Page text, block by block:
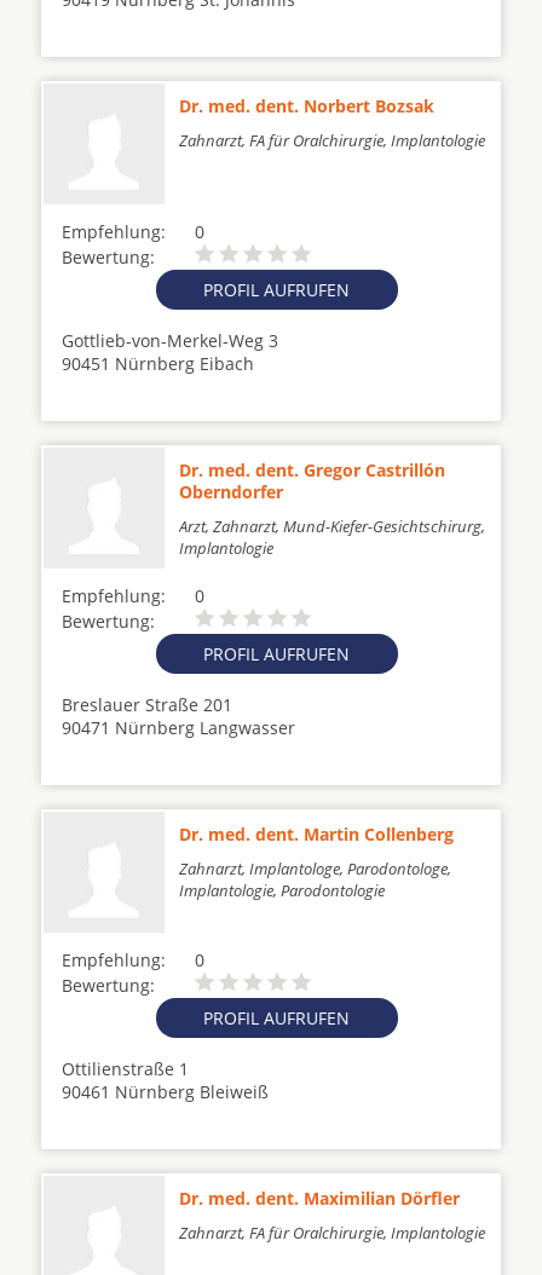
Dr. med. dent. Norbert Bozsak
Zahnarzt, FA für Oralchirurgie, Implantologie
Empfehlung:
0
Bewertung:
PROFIL AUFRUFEN
Gottlieb-von-Merkel-Weg 3
90451 Nürnberg Eibach
Dr. med. dent. Gregor Castrillón
Oberndorfer
Arzt, Zahnarzt, Mund-Kiefer-Gesichtschirurg,
Implantologie
Empfehlung:
0
Bewertung:
PROFIL AUFRUFEN
Breslauer Straße 201
90471 Nürnberg Langwasser
Dr. med. dent. Martin Collenberg
Zahnarzt, Implantologe, Parodontologe,
Implantologie, Parodontologie
Empfehlung:
0
Bewertung:
PROFIL AUFRUFEN
Ottilienstraße 1
90461 Nürnberg Bleiweiß
Dr. med. dent. Maximilian Dörfler
Zahnarzt, FA für Oralchirurgie, Implantologie